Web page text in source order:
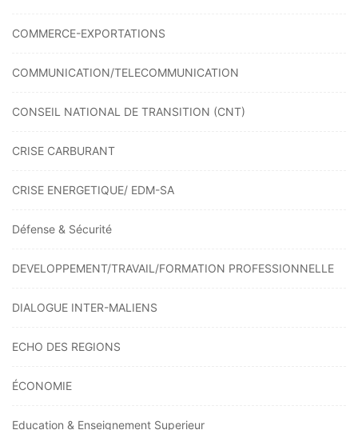
COMMERCE-EXPORTATIONS
COMMUNICATION/TELECOMMUNICATION
CONSEIL NATIONAL DE TRANSITION (CNT)
CRISE CARBURANT
CRISE ENERGETIQUE/ EDM-SA
Défense & Sécurité
DEVELOPPEMENT/TRAVAIL/FORMATION PROFESSIONNELLE
DIALOGUE INTER-MALIENS
ECHO DES REGIONS
ÉCONOMIE
Education & Enseignement Superieur